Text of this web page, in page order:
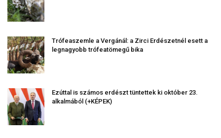
Trófeaszemle a Vergánál: a Zirci Erdészetnél esett a
legnagyobb trófeatömegű bika
Ezúttal is számos erdészt tüntettek ki október 23.
alkalmából (+KÉPEK)